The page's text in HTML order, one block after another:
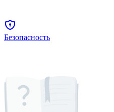
Безопасность